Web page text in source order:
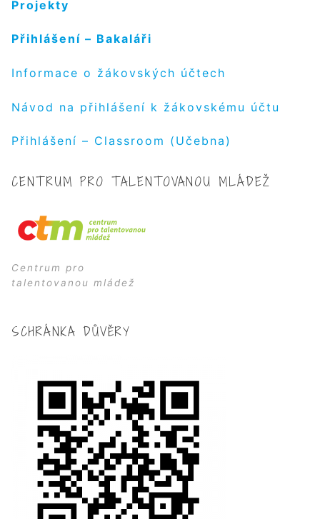
Projekty
Přihlášení – Bakaláři
Informace o žákovských účtech
Návod na přihlášení k žákovskému účtu
Přihlášení – Classroom (Učebna)
CENTRUM PRO TALENTOVANOU MLÁDEŽ
Centrum pro
talentovanou mládež
SCHRÁNKA DŮVĚRY